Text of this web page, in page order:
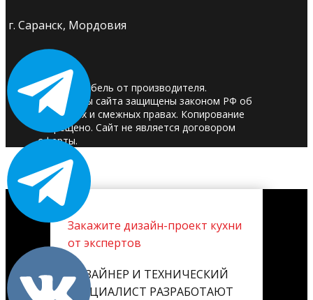
г. Саранск, Мордовия
© 2025. Мебель от производителя.
Материалы сайта защищены законом РФ об
авторских и смежных правах. Копирование
запрещено. Сайт не является договором
оферты.
Закажите дизайн-проект кухни
от экспертов
ДИЗАЙНЕР И ТЕХНИЧЕСКИЙ
СПЕЦИАЛИСТ РАЗРАБОТАЮТ